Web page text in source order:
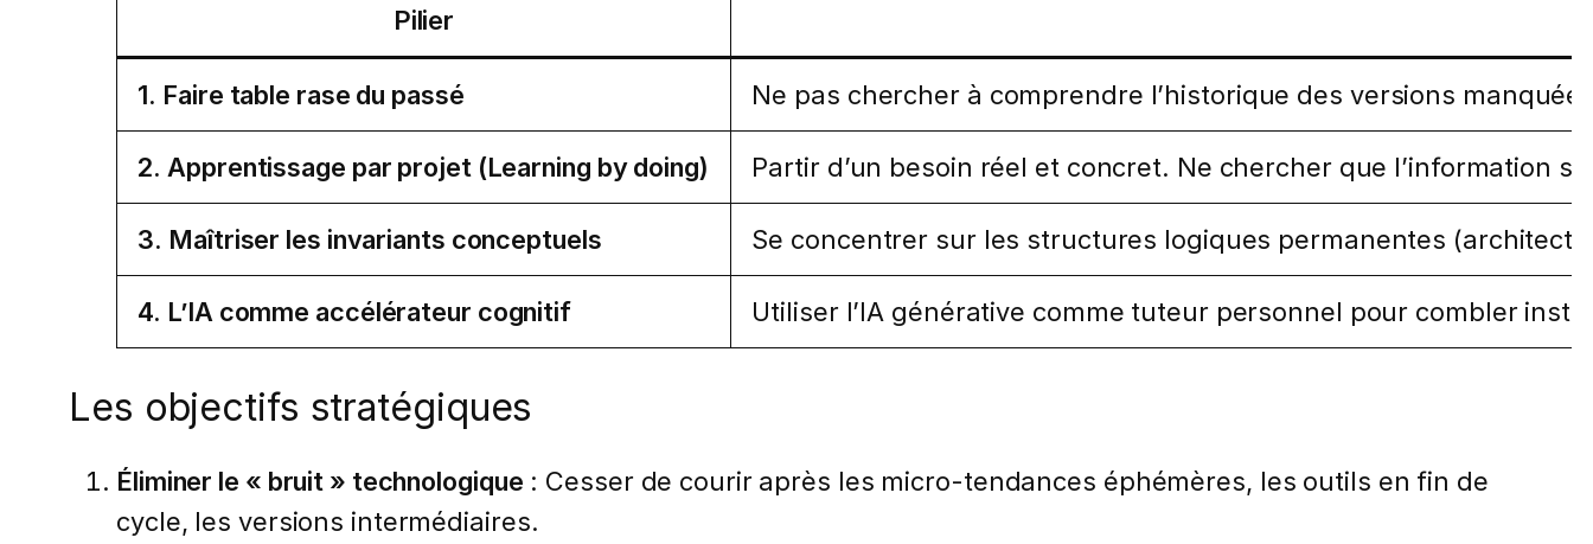
Pilier
1. Faire table rase du passé Ne pas chercher à comprendre l’historique des versions
2. Apprentissage par projet (Learning by doing) Partir d’un besoin réel et concret. Ne chercher que l’information
3. Maîtriser les invariants conceptuels Se concentrer sur les structures logiques permanentes
4. L’IA comme accélérateur cognitif Utiliser l’IA générative comme tuteur personnel pour combler
Les objectifs stratégiques
Éliminer le « bruit » technologique : Cesser de courir après les micro-tendances éphémères, les outils en fin de
cycle, les versions intermédiaires.